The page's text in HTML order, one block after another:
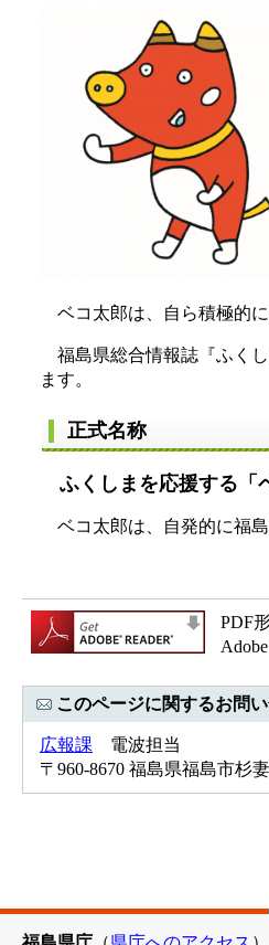
ベコ太郎は、自ら積極的に
福島県総合情報誌『ふく
ます。
正式名称
ふくしまを応援する「
ベコ太郎は、自発的に福島
PDF
このページに関するお問
広報課 電波担当
〒960-8670 福島県福島市